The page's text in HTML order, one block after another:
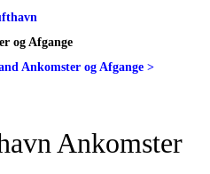
og Afgange
Ankomster og Afgange >
Ankomster